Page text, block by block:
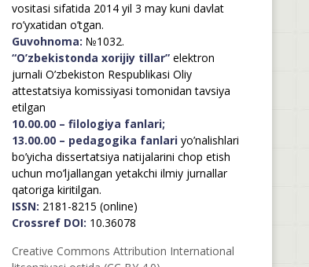
vositasi sifatida 2014 yil 3 may kuni davlat
ro’yxatidan o’tgan.
Guvohnoma: №1032.
“O’zbekistonda xorijiy tillar”elektron
jurnali O’zbekiston Respublikasi Oliy
attestatsiya komissiyasi tomonidan tavsiya
etilgan
10.00.00 – filologiya fanlari;
13.00.00 – pedagogika fanlariyo’nalishlari
bo’yicha dissertatsiya natijalarini chop etish
uchun mo’ljallangan yetakchi ilmiy jurnallar
qatoriga kiritilgan.
ISSN: 2181-8215 (online)
Crossref DOI: 10.36078
Creative Commons Attribution International